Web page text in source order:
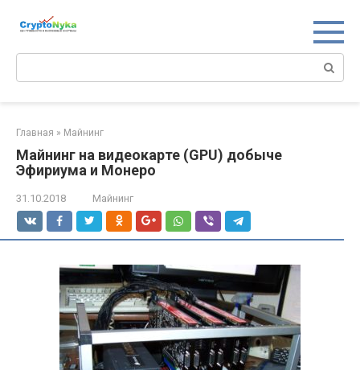
Главная » Майнинг
Майнинг на видеокарте (GPU) добыче
Эфириума и Монеро
31.10.2018 Майнинг